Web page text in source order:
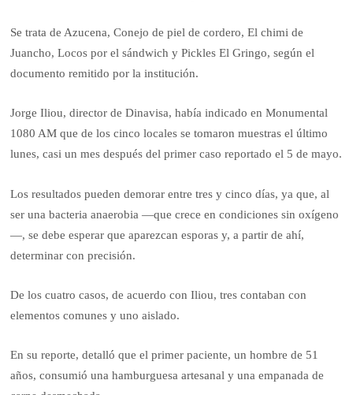
Se trata de Azucena, Conejo de piel de cordero, El chimi de
Juancho, Locos por el sándwich y Pickles El Gringo, según el
documento remitido por la institución.
Jorge Iliou, director de Dinavisa, había indicado en Monumental
1080 AM que de los cinco locales se tomaron muestras el último
lunes, casi un mes después del primer caso reportado el 5 de mayo.
Los resultados pueden demorar entre tres y cinco días, ya que, al
ser una bacteria anaerobia —que crece en condiciones sin oxígeno
—, se debe esperar que aparezcan esporas y, a partir de ahí,
determinar con precisión.
De los cuatro casos, de acuerdo con Iliou, tres contaban con
elementos comunes y uno aislado.
En su reporte, detalló que el primer paciente, un hombre de 51
años, consumió una hamburguesa artesanal y una empanada de